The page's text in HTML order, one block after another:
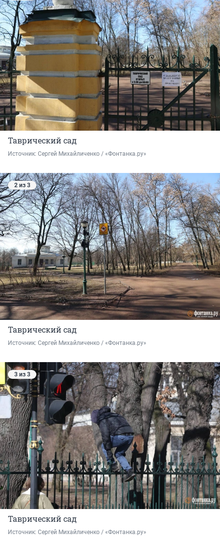
Таврический сад
Источник: Сергей Михайличенко / «Фонтанка.ру»
2 из 3
Таврический сад
Источник: Сергей Михайличенко / «Фонтанка.ру»
3 из 3
Таврический сад
Источник: Сергей Михайличенко / «Фонтанка.ру»